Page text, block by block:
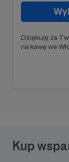
Dziękuję za
na kawę we
Kup